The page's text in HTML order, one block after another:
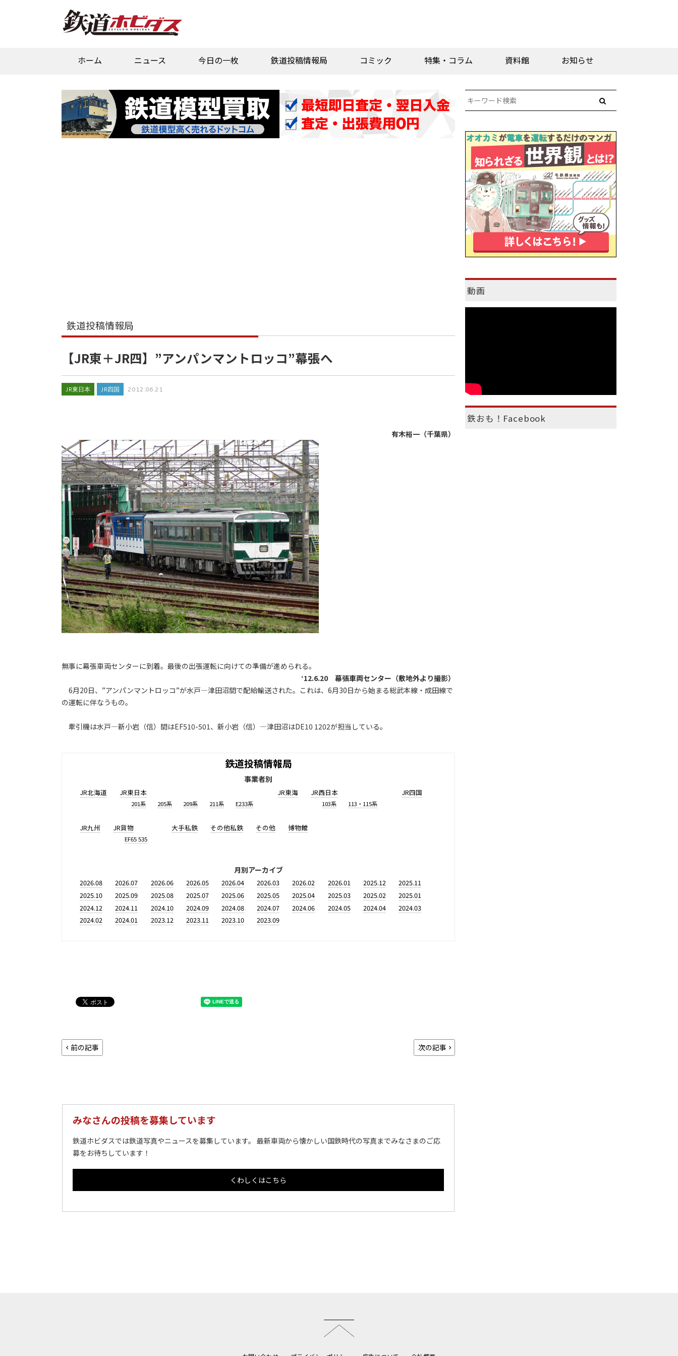
ホーム ニュース 今日の一枚 鉄道投稿情報局 コミック 特集・コラム 資料館 お知らせ
鉄道投稿情報局
【JR東＋JR四】”アンパンマントロッコ”幕張へ
JR東日本 JR四国 2012.06.21
有木裕一（千葉県）
無事に幕張車両センターに到着。最後の出張運転に向けての準備が進められる。
‘12.6.20 幕張車両センター（敷地外より撮影）
6月20日、”アンパンマントロッコ”が水戸―津田沼間で配給輸送された。これは、6月30日から始まる総武本線・成田線で
の運転に伴なうもの。
牽引機は水戸―新小岩（信）間はEF510-501、新小岩（信）―津田沼はDE10 1202が担当している。
鉄道投稿情報局
事業者別
JR北海道 JR東日本
201系 205系 209系 211系 E233系
JR東海 JR西日本
103系 113・115系
JR四国
JR九州 JR貨物
EF65 535
大手私鉄 その他私鉄 その他 博物館
月別アーカイブ
2026.08 2026.07 2026.06 2026.05 2026.04 2026.03 2026.02 2026.01 2025.12
2025.11
2025.10
2025.09 2025.08 2025.07 2025.06 2025.05 2025.04 2025.03 2025.02
2025.01
2024.12
2024.11 2024.10 2024.09 2024.08 2024.07 2024.06 2024.05 2024.04
2024.03
2024.02
2024.01 2023.12 2023.11 2023.10 2023.09
前の記事 次の記事
みなさんの投稿を募集しています
鉄道ホビダスでは鉄道写真やニュースを募集しています。 最新車両から懐かしい国鉄時代の写真までみなさまのご応
募をお待ちしています！
くわしくはこちら
動画
鉄おも！Facebook